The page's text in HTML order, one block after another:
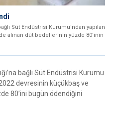
Süt Endüstrisi Kurumu'ndan yapılan
alınan düt bedellerinin yüzde 80'inin
bağlı Süt Endüstrisi Kurumu
devresinin küçükbaş ve
80’ini bugün ödendiğini